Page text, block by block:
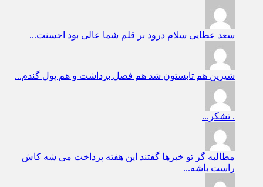
سعد عطایی سلام درود بر قلم شما عالی بود احسنت...
شیرین هم تابستون شد هم فصل برداشت و هم پول گندم...
. تشکر...
مطالبه گر تو خبرها گفتند این هفته پرداخت می شه کاش
راست باشه...